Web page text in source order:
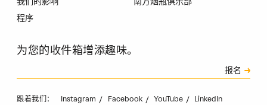
程序
为您的收件箱增添趣味。
报名
跟着我们： Instagram Facebook YouTube LinkedIn